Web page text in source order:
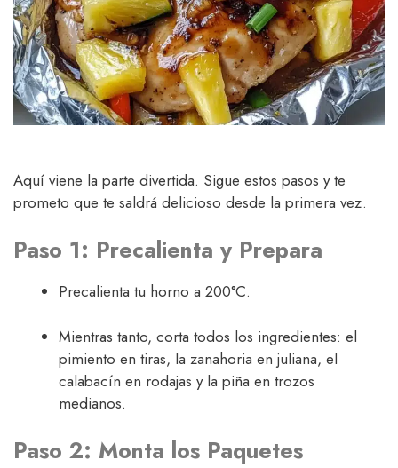
Aquí viene la parte divertida. Sigue estos pasos y te
prometo que te saldrá delicioso desde la primera vez.
Paso 1: Precalienta y Prepara
Precalienta tu horno a 200°C.
Mientras tanto, corta todos los ingredientes: el
pimiento en tiras, la zanahoria en juliana, el
calabacín en rodajas y la piña en trozos
medianos.
Paso 2: Monta los Paquetes